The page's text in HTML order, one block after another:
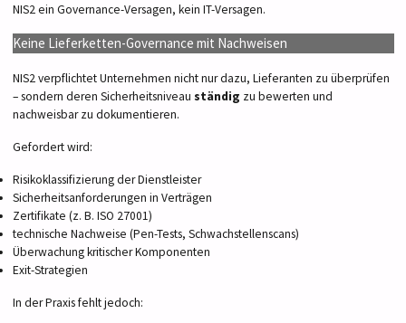
NIS2 ein Governance-Versagen, kein IT-Versagen.
Keine Lieferketten-Governance mit Nachweisen
NIS2 verpflichtet Unternehmen nicht nur dazu, Lieferanten zu überprüfen
– sondern deren Sicherheitsniveau ständig zu bewerten und
nachweisbar zu dokumentieren.
Gefordert wird:
Risikoklassifizierung der Dienstleister
Sicherheitsanforderungen in Verträgen
Zertifikate (z. B. ISO 27001)
technische Nachweise (Pen-Tests, Schwachstellenscans)
Überwachung kritischer Komponenten
Exit-Strategien
In der Praxis fehlt jedoch: